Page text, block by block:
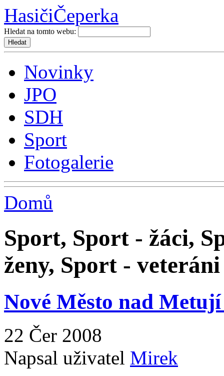
HasičiČeperka
Hledat na tomto webu:
Novinky
JPO
SDH
Sport
Fotogalerie
Domů
Sport, Sport - žáci,
ženy, Sport - veteráni
Nové Město nad
22 Čer 2008
Napsal uživatel Mirek